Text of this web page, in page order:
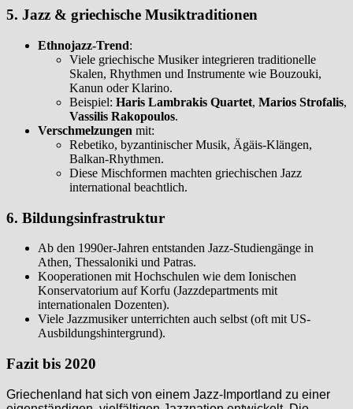
5. Jazz & griechische Musiktraditionen
Ethnojazz-Trend:
Viele griechische Musiker integrieren traditionelle
Skalen, Rhythmen und Instrumente wie Bouzouki,
Kanun oder Klarino.
Beispiel: Haris Lambrakis Quartet, Marios Strofalis,
Vassilis Rakopoulos.
Verschmelzungen mit:
Rebetiko, byzantinischer Musik, Ägäis-Klängen,
Balkan-Rhythmen.
Diese Mischformen machten griechischen Jazz
international beachtlich.
6. Bildungsinfrastruktur
Ab den 1990er-Jahren entstanden Jazz-Studiengänge in
Athen, Thessaloniki und Patras.
Kooperationen mit Hochschulen wie dem Ionischen
Konservatorium auf Korfu (Jazzdepartments mit
internationalen Dozenten).
Viele Jazzmusiker unterrichten auch selbst (oft mit US-
Ausbildungshintergrund).
Fazit bis 2020
Griechenland hat sich von einem Jazz-Importland zu einer